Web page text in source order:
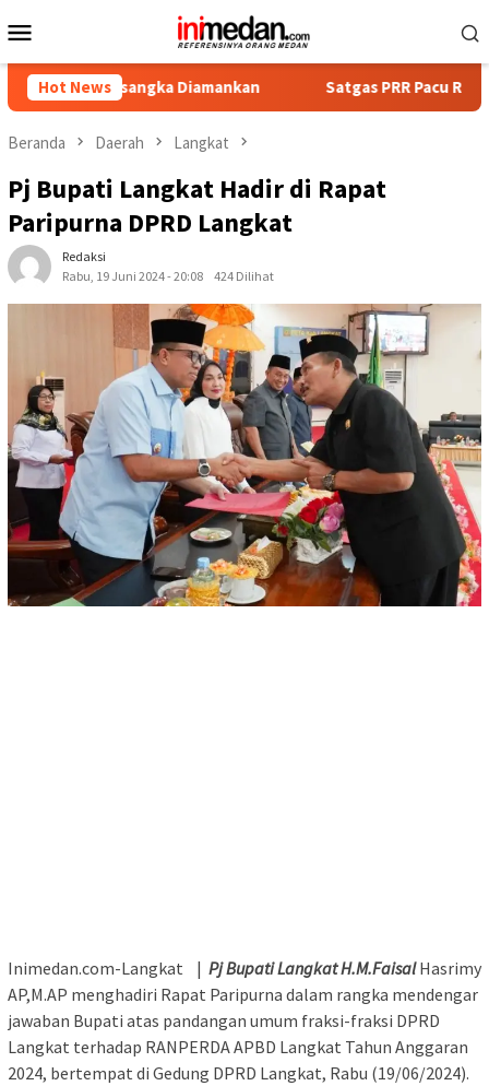
ke
Mobile
Hot News
Diamankan Satgas PRR Pacu Realisasi
Beranda Daerah Langkat
Pj Bupati Langkat Hadir di Rapat
Paripurna DPRD Langkat
Redaksi
Rabu, 19 Juni 2024 - 20:08
424 Dilihat
Inimedan.com-Langkat | Pj Bupati Langkat H.M.FaisalHasrimy
AP,M.AP menghadiri Rapat Paripurna dalam rangka mendengar
jawaban Bupati atas pandangan umum fraksi-fraksi DPRD
Langkat terhadap RANPERDA APBD Langkat Tahun Anggaran
2024, bertempat di Gedung DPRD Langkat, Rabu (19/06/2024).